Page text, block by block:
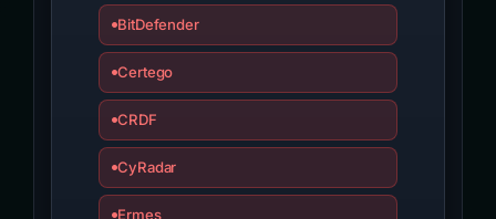
BitDefender
Certego
CRDF
CyRadar
Ermes